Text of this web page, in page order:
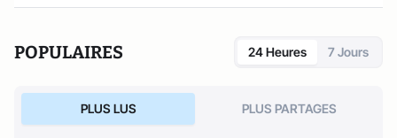
POPULAIRES 24 Heures 7 Jours
PLUS LUS PLUS PARTAGES